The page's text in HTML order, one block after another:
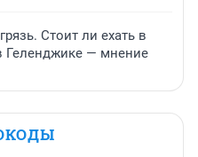
Стоит ли ехать в
Геленджике — мнение